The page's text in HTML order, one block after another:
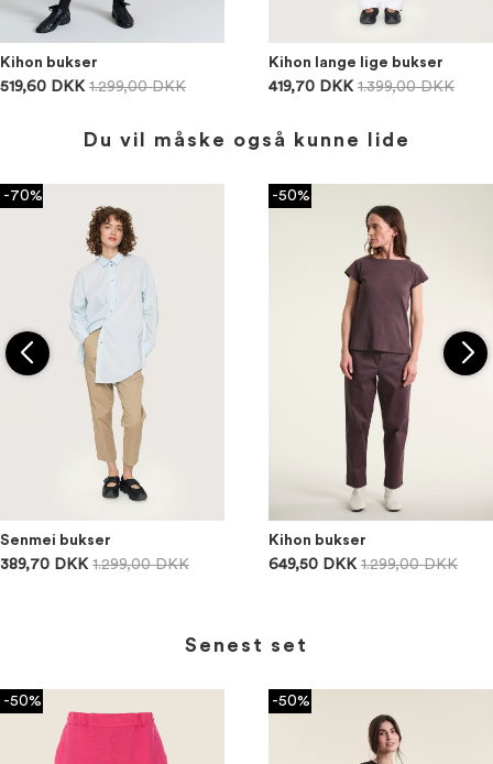
Kihon bukser
519,60 DKK 1.299,00 DKK
Kihon lange lige bukser
419,70 DKK 1.399,00 DKK
Du vil måske også kunne lide
-70%
Senmei bukser
389,70 DKK 1.299,00 DKK
-50%
Kihon bukser
649,50 DKK 1.299,00 DKK
Senest set
-50% -50%